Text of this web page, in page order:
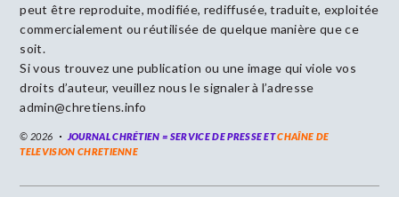
peut être reproduite, modifiée, rediffusée, traduite, exploitée
commercialement ou réutilisée de quelque manière que ce
soit.
Si vous trouvez une publication ou une image qui viole vos
droits d’auteur, veuillez nous le signaler à l’adresse
admin@chretiens.info
© 2026 JOURNAL CHRÉTIEN = SERVICE DE PRESSE ETCHAÎNE DE
TELEVISION CHRETIENNE